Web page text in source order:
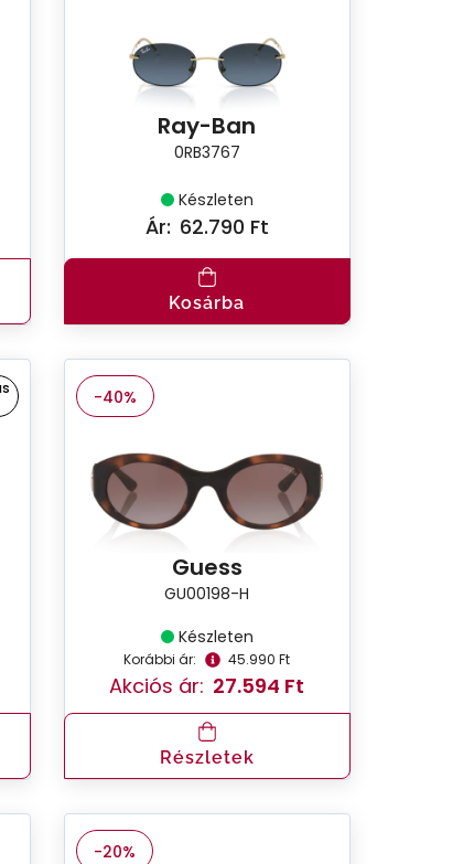
Ray-Ban
0RB3767
Készleten
Ár: 62.790 Ft
Kosárba
-40%
Guess
GU00198-H
Készleten
Korábbi ár: 45.990 Ft
Akciós ár: 27.594 Ft
Részletek
-20%